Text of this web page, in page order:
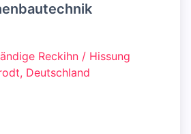
Reckihn / Hissung
Deutschland